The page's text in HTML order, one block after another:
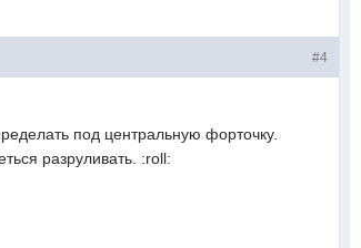
#4
под центральную форточку.
разруливать. :roll: